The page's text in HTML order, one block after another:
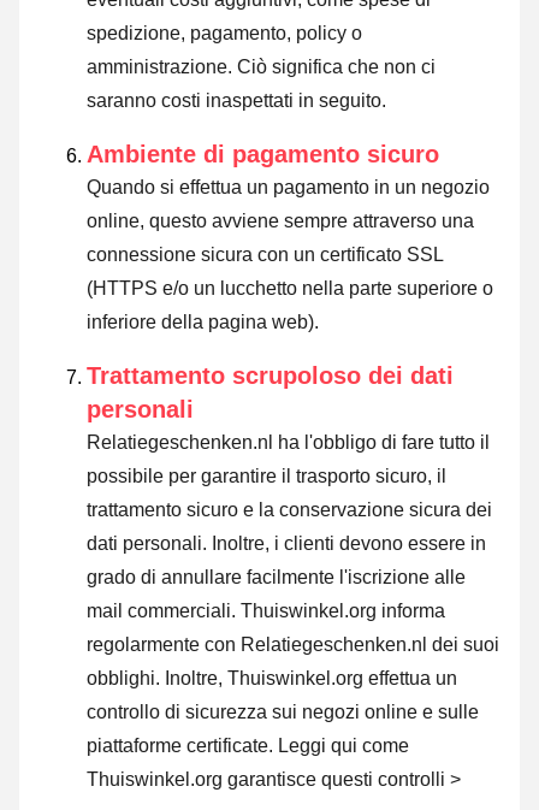
spedizione, pagamento, policy o
amministrazione. Ciò significa che non ci
saranno costi inaspettati in seguito.
Ambiente di pagamento sicuro
Quando si effettua un pagamento in un negozio
online, questo avviene sempre attraverso una
connessione sicura con un certificato SSL
(HTTPS e/o un lucchetto nella parte superiore o
inferiore della pagina web).
Trattamento scrupoloso dei dati
personali
Relatiegeschenken.nl ha l'obbligo di fare tutto il
possibile per garantire il trasporto sicuro, il
trattamento sicuro e la conservazione sicura dei
dati personali. Inoltre, i clienti devono essere in
grado di annullare facilmente l'iscrizione alle
mail commerciali. Thuiswinkel.org informa
regolarmente con Relatiegeschenken.nl dei suoi
obblighi. Inoltre, Thuiswinkel.org effettua un
controllo di sicurezza sui negozi online e sulle
piattaforme certificate. Leggi qui come
Thuiswinkel.org garantisce questi controlli >